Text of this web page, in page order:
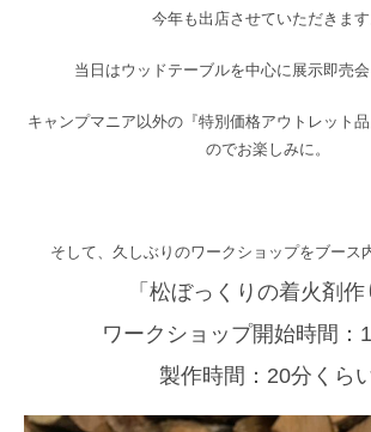
今年も出店させていただきます
当日はウッドテーブルを中心に展示即売会
キャンプマニア以外の『特別価格アウトレット
のでお楽しみに。
そして、久しぶりのワークショップをブース
「松ぼっくりの着火剤作
ワークショップ開始時間：
製作時間：20分くら